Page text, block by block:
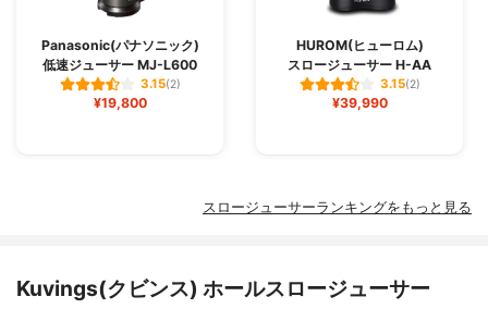
Panasonic(パナソニック)
低速ジューサー MJ-L600
3.15(2)
¥19,800
HUROM(ヒューロム)
スロージューサー H-AA
3.15(2)
¥39,990
スロージューサーランキングをもっと見る
Kuvings(クビンス) ホールスロージューサー